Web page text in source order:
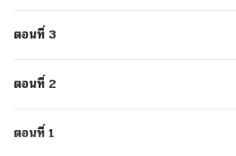
ตอนที่ 3
ตอนที่ 2
ตอนที่ 1